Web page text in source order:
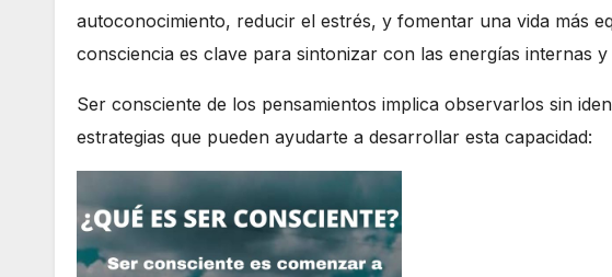
autoconocimiento, reducir el estrés, y fomentar una vida más
consciencia es clave para sintonizar con las energías internas
Ser consciente de los pensamientos implica observarlos sin
estrategias que pueden ayudarte a desarrollar esta capacidad: